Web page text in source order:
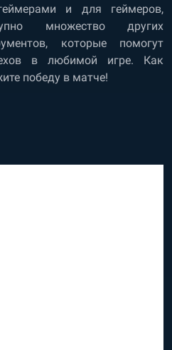
и для геймеров,
множество других
которые помогут
в любимой игре. Как
победу в матче!